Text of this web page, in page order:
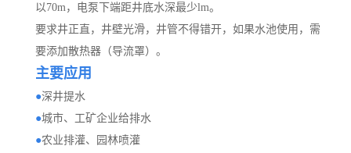
以70m，电泵下端距井底水深最少lm。
要求井正直，井壁光滑，井管不得错开，如果水池使用，需
要添加散热器（导流罩）。
主要应用
●深井提水
●城市、工矿企业给排水
●农业排灌、园林喷灌